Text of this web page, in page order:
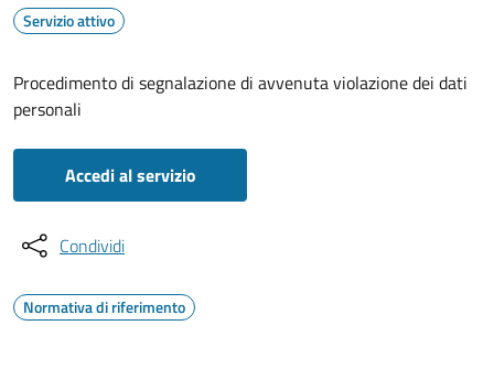
Servizio attivo
Procedimento di segnalazione di avvenuta violazione dei dati
personali
Accedi al servizio
Condividi
Normativa di riferimento